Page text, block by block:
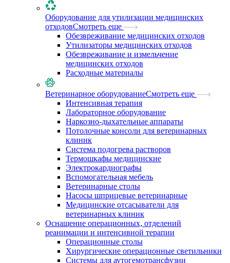
Оборудование для утилизации медицинских
отходовСмотреть еще
Обезвреживание медицинских отходов
Утилизаторы медицинских отходов
Обезвреживание и измельчение
медицинских отходов
Расходные материалы
Ветеринарное оборудованиеСмотреть еще
Интенсивная терапия
Лабораторное оборудование
Наркозно-дыхательные аппараты
Потолочные консоли для ветеринарных
клиник
Система подогрева растворов
Термошкафы медицинские
Электрокардиографы
Вспомогательная мебель
Ветеринарные столы
Насосы шприцевые ветеринарные
Медицинские отсасыватели для
ветеринарных клиник
Оснащение операционных, отделений
реанимации и интенсивной терапии
Операционные столы
Хирургические операционные светильники
Системы для аутогемотрансфузии